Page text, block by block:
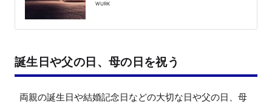
WURK
誕生日や父の日、母の日を祝う
両親の誕生日や結婚記念日などの大切な日や父の日、母